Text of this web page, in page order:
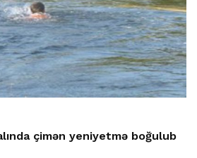
çimən yeniyetmə boğulub